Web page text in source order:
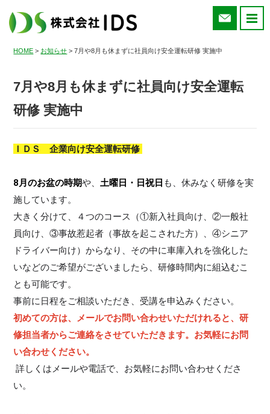
HOME > お知らせ >7月や8月も休まずに社員向け安全運転研修 実施中
7月や8月も休まずに社員向け安全運転
研修 実施中
ＩＤＳ　企業向け安全運転研修
8月のお盆の時期や、土曜日・日祝日 も、休みなく研修を実
施しています。
大きく分けて、４つのコース（①新入社員向け、②一般社
員向け、③事故惹起者（事故を起こされた方）、④シニア
ドライバー向け）からなり、その中に車庫入れを強化した
いなどのご希望がございましたら、研修時間内に組込むこ
とも可能です。
事前に日程をご相談いただき、受講を申込みください。
初めての方は、メールでお問い合わせいただけれると、研
修担当者からご連絡をさせていただきます。お気軽にお問
い合わせください。
詳しくはメールや電話で、お気軽にお問い合わせくださ
い。